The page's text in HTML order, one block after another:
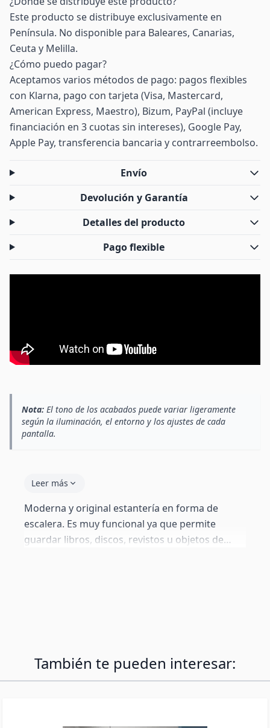
Este producto se distribuye exclusivamente en
Península. No disponible para Baleares, Canarias,
Ceuta y Melilla.
¿Cómo puedo pagar?
Aceptamos varios métodos de pago: pagos flexibles
con Klarna, pago con tarjeta (Visa, Mastercard,
American Express, Maestro), Bizum, PayPal (incluye
financiación en 3 cuotas sin intereses), Google Pay,
Apple Pay, transferencia bancaria y contrarreembolso.
Envío
Devolución y Garantía
Detalles del producto
Pago flexible
Nota: El tono de los acabados puede variar ligeramente
según la iluminación, el entorno y los ajustes de cada
pantalla.
Leer más
Moderna y original estantería en forma de
escalera. Es muy funcional ya que permite
guardar libros, discos, revistos u objetos de
También te pueden interesar: